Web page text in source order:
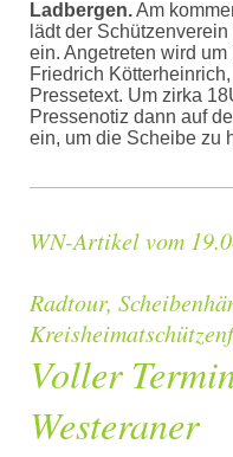
Ladbergen.Am
lädt der
ein. Angetreten wird
Friedrich
Pressetext. Um zirka
Pressenotiz dann auf
ein, um die Scheibe zu
WN-Artikel vom
Radtour,
Voller
Westeraner